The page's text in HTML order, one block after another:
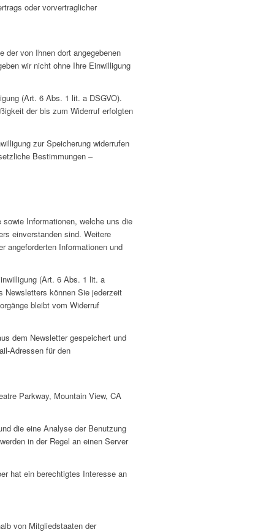
oder vorvertraglicher
der von Ihnen dort angegebenen
wir nicht ohne Ihre Einwilligung
(Art. 6 Abs. 1 lit. a DSGVO).
der bis zum Widerruf erfolgten
zur Speicherung widerrufen
Bestimmungen –
Informationen, welche uns die
einverstanden sind. Weitere
angeforderten Informationen und
(Art. 6 Abs. 1 lit. a
Newsletters können Sie jederzeit
bleibt vom Widerruf
dem Newsletter gespeichert und
Adressen für den
Parkway, Mountain View, CA
die eine Analyse der Benutzung
in der Regel an einen Server
hat ein berechtigtes Interesse an
von Mitgliedstaaten der